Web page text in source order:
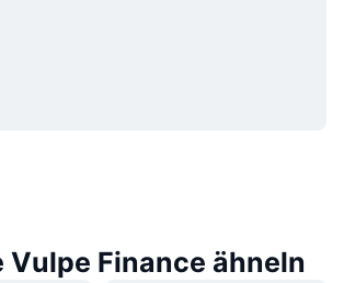
Vulpe Finance ähneln